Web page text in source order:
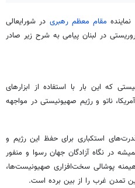
مقام معظم رهبری در شورایعالی
در لبنان پیامی به شرح زیر صادر
که این بار با استفاده از ابزارهای
ناتو و رژیم صهیونیستی در مواجهه
استکباری برای حفظ این رژیم و
در نگاه آزادگان جهان رسوا و منفور
پوشالی سخت‌افزاری صهیونیست‌ها،
تمدن غرب را از بین برده است.